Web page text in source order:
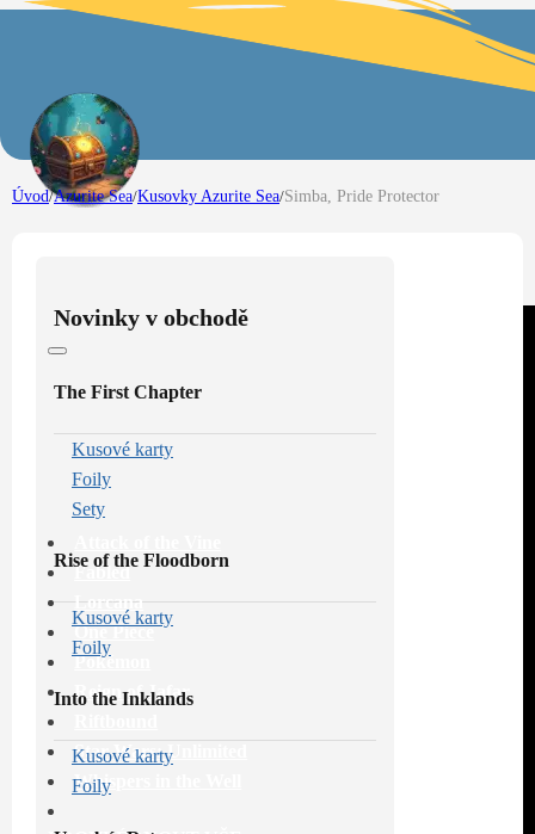
Fabled
Lorcana
One Piece
Pokémon
Reign of Jafar
Star Wars: Unlimited
Whispers in the Well
Úvod/Azurite Sea/Kusovky Azurite Sea/Simba, Pride Protector
Novinky v obchodě
The First Chapter
Kusové karty
Foily
Sety
Rise of the Floodborn
Kusové karty
Foily
Into the Inklands
Kusové karty
Foily